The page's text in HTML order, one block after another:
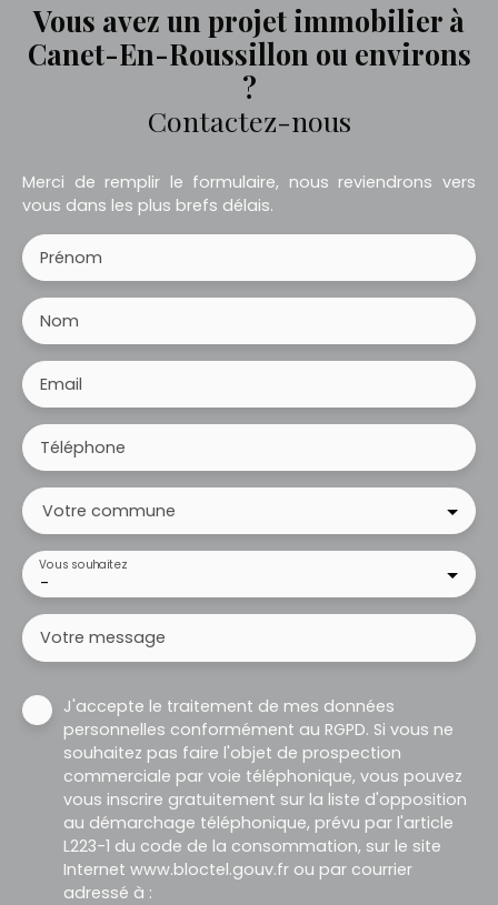
Vous avez un projet immobilier à
Canet-En-Roussillon ou environs
?
Contactez-nous
Merci de remplir le formulaire, nous reviendrons vers
vous dans les plus brefs délais.
Prénom
Nom
Email
Téléphone
Votre commune
-
Vous souhaitez
Votre message
J'accepte le traitement de mes données
personnelles conformément au RGPD. Si vous ne
souhaitez pas faire l'objet de prospection
commerciale par voie téléphonique, vous pouvez
vous inscrire gratuitement sur la liste d'opposition
au démarchage téléphonique, prévu par l'article
L223-1 du code de la consommation, sur le site
Internet www.bloctel.gouv.fr ou par courrier
adressé à :